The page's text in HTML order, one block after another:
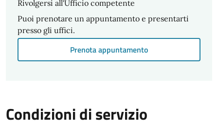
Rivolgersi all'Ufficio competente
Puoi prenotare un appuntamento e presentarti
presso gli uffici.
Prenota appuntamento
Condizioni di servizio